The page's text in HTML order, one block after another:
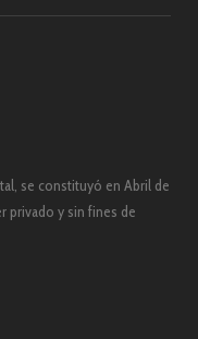
se constituyó en Abril de
privado y sin fines de